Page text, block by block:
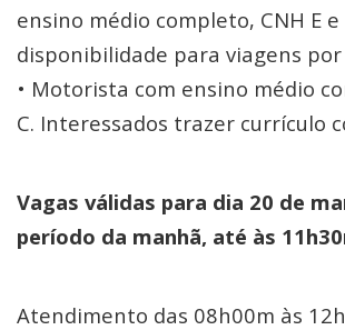
ensino médio completo, CNH E e
disponibilidade para viagens
• Motorista com ensino médio
C. Interessados trazer currículo
Vagas válidas para dia 20 de
período da manhã, até às
Atendimento das 08h00m às